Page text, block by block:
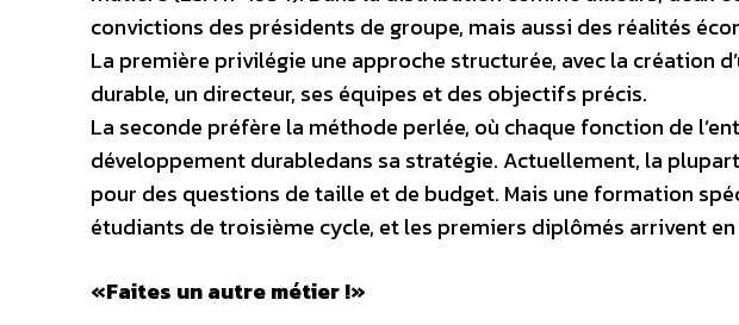
convictions des présidents de groupe, mais aussi des réalités
La première privilégie une approche structurée, avec la création
durable, un directeur, ses équipes et des objectifs précis.
La seconde préfère la méthode perlée, où chaque fonction de
développement durabledans sa stratégie. Actuellement, la
pour des questions de taille et de budget. Mais une formation
étudiants de troisième cycle, et les premiers diplômés arrivent
«Faites un autre métier !»